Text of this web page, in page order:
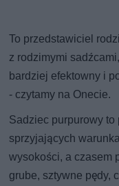
To przedstawiciel
z rodzimymi
bardziej efektowny i
- czytamy na Onecie.
Sadziec purpurowy
sprzyjających
wysokości, a czasem
grube, sztywne pędy,